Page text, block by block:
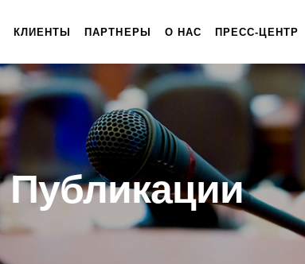
КЛИЕНТЫ ПАРТНЕРЫ О НАС ПРЕСС-ЦЕНТР
Публикации